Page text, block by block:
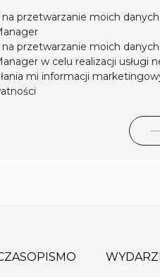
przetwarzanie moich
przetwarzanie moich
w celu realizacji usługi
mi informacji